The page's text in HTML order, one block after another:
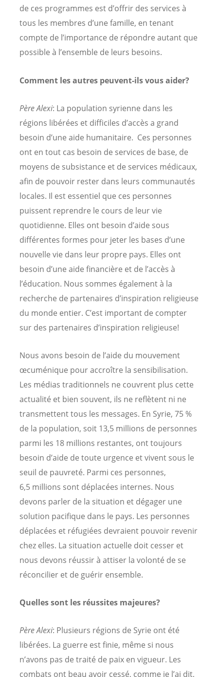
de ces programmes est d’offrir des services à
tous les membres d’une famille, en tenant
compte de l’importance de répondre autant que
possible à l’ensemble de leurs besoins.
Comment les autres peuvent-ils vous aider?
Père Alexi: La population syrienne dans les
régions libérées et difficiles d’accès a grand
besoin d’une aide humanitaire. Ces personnes
ont en tout cas besoin de services de base, de
moyens de subsistance et de services médicaux,
afin de pouvoir rester dans leurs communautés
locales. Il est essentiel que ces personnes
puissent reprendre le cours de leur vie
quotidienne. Elles ont besoin d’aide sous
différentes formes pour jeter les bases d’une
nouvelle vie dans leur propre pays. Elles ont
besoin d’une aide financière et de l’accès à
l’éducation. Nous sommes également à la
recherche de partenaires d’inspiration religieuse
du monde entier. C’est important de compter
sur des partenaires d’inspiration religieuse!
Nous avons besoin de l’aide du mouvement
œcuménique pour accroître la sensibilisation.
Les médias traditionnels ne couvrent plus cette
actualité et bien souvent, ils ne reflètent ni ne
transmettent tous les messages. En Syrie, 75 %
de la population, soit 13,5 millions de personnes
parmi les 18 millions restantes, ont toujours
besoin d’aide de toute urgence et vivent sous le
seuil de pauvreté. Parmi ces personnes,
6,5 millions sont déplacées internes. Nous
devons parler de la situation et dégager une
solution pacifique dans le pays. Les personnes
déplacées et réfugiées devraient pouvoir revenir
chez elles. La situation actuelle doit cesser et
nous devons réussir à attiser la volonté de se
réconcilier et de guérir ensemble.
Quelles sont les réussites majeures?
Père Alexi: Plusieurs régions de Syrie ont été
libérées. La guerre est finie, même si nous
n’avons pas de traité de paix en vigueur. Les
combats ont beau avoir cessé, comme je l’ai dit,